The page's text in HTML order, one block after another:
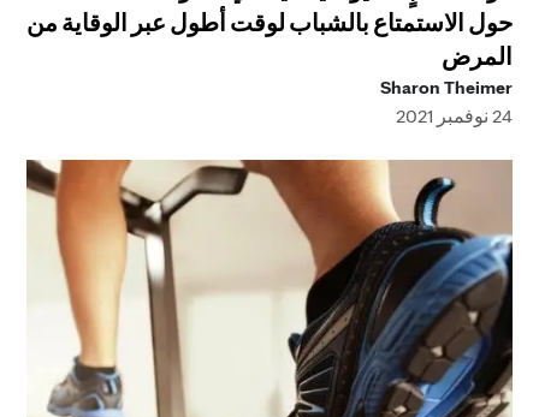
حول الاستمتاع بالشباب لوقت أطول عبر الوقاية من
المرض
Sharon Theimer
24 نوفمبر 2021